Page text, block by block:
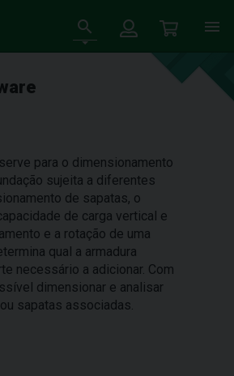
para o dimensionamento
sujeita a diferentes
de sapatas, o
de carga vertical e
e a rotação de uma
qual a armadura
necessário a adicionar. Com
dimensionar e analisar
sapatas associadas.